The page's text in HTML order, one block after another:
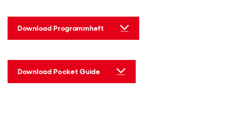
Download Programmheft
Download Pocket Guide